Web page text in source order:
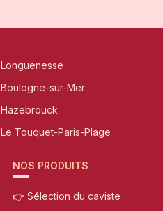
Longuenesse
Boulogne-sur-Mer
Hazebrouck
Le Touquet-Paris-Plage
NOS PRODUITS
👉 Sélection du caviste